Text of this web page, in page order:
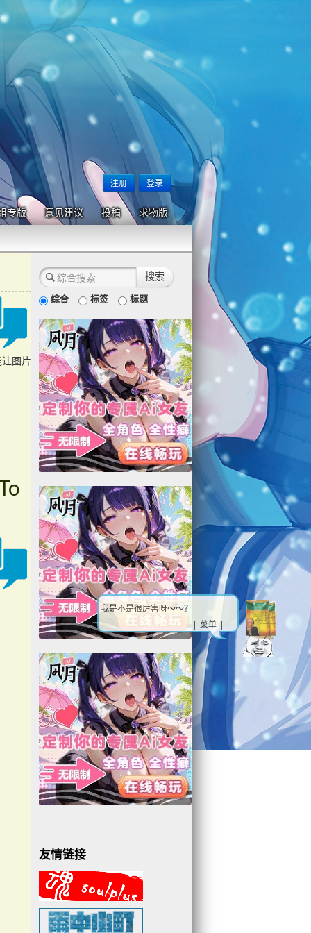
注册 登录
专版 意见建议 投稿 求物版
图片
综合 标签 标题
友情链接
我是不是很厉害呀～～？
| 菜单 |